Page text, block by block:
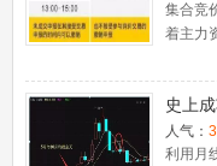
集合竞
着主力
史上
入法
牛股
人气：
利用月